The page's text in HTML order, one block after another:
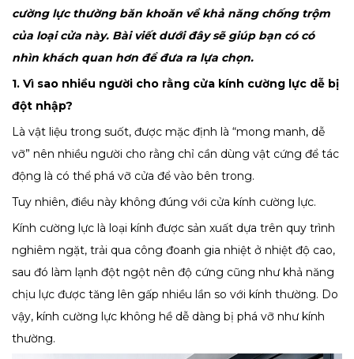
cường lực thường băn khoăn về khả năng chống trộm
của loại cửa này. Bài viết dưới đây sẽ giúp bạn có có
nhìn khách quan hơn để đưa ra lựa chọn.
1. Vì sao nhiều người cho rằng cửa kính cường lực dễ bị
đột nhập?
Là vật liệu trong suốt, được mặc định là “mong manh, dễ
vỡ” nên nhiều người cho rằng chỉ cần dùng vật cứng để tác
động là có thể phá vỡ cửa để vào bên trong.
Tuy nhiên, điều này không đúng với cửa kính cường lực.
Kính cường lực là loại kính được sản xuất dựa trên quy trình
nghiêm ngặt, trải qua công đoanh gia nhiệt ở nhiệt độ cao,
sau đó làm lạnh đột ngột nên độ cứng cũng như khả năng
chịu lực được tăng lên gấp nhiều lần so với kính thường. Do
vậy, kính cường lực không hề dễ dàng bị phá vỡ như kính
thường.